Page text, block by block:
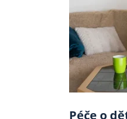
Péče o